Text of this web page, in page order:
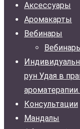
Аксессуары
Аромакарты
Вебинары
рун Удая в
Консультации
Мандалы